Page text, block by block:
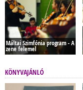
Máltai Szimfónia program - A
zene felemel
KÖNYVAJÁNLÓ